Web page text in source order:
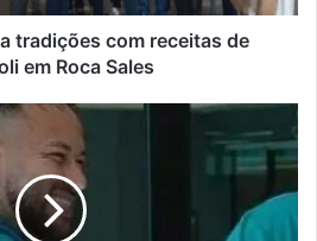
tradições com receitas de
em Roca Sales